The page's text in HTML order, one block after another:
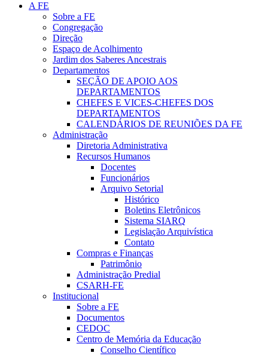
A FE
Sobre a FE
Congregação
Direção
Espaço de Acolhimento
Jardim dos Saberes Ancestrais
Departamentos
SEÇÃO DE APOIO AOS
DEPARTAMENTOS
CHEFES E VICES-CHEFES DOS
DEPARTAMENTOS
CALENDÁRIOS DE REUNIÕES DA FE
Administração
Diretoria Administrativa
Recursos Humanos
Docentes
Funcionários
Arquivo Setorial
Histórico
Boletins Eletrônicos
Sistema SIARQ
Legislação Arquivística
Contato
Compras e Finanças
Patrimônio
Administração Predial
CSARH-FE
Institucional
Sobre a FE
Documentos
CEDOC
Centro de Memória da Educação
Conselho Científico